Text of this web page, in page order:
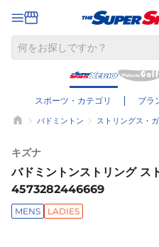
スポーツ・カテゴリ ブラ
バドミントン ストリングス・
キズナ
バドミントンストリング ス
4573282446669
MENS LADIES